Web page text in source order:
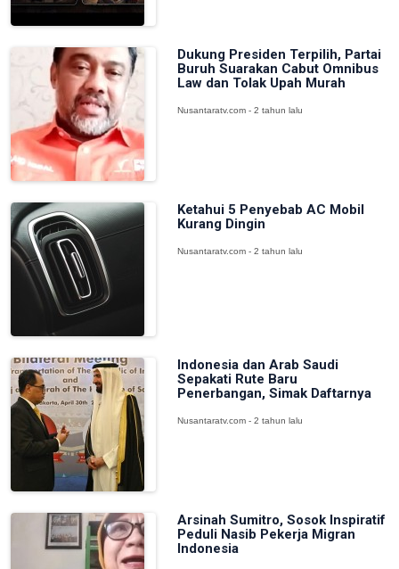
Dukung Presiden Terpilih, Partai
Buruh Suarakan Cabut Omnibus
Law dan Tolak Upah Murah
Nusantaratv.com - 2 tahun lalu
Ketahui 5 Penyebab AC Mobil
Kurang Dingin
Nusantaratv.com - 2 tahun lalu
Indonesia dan Arab Saudi
Sepakati Rute Baru
Penerbangan, Simak Daftarnya
Nusantaratv.com - 2 tahun lalu
Arsinah Sumitro, Sosok Inspiratif
Peduli Nasib Pekerja Migran
Indonesia